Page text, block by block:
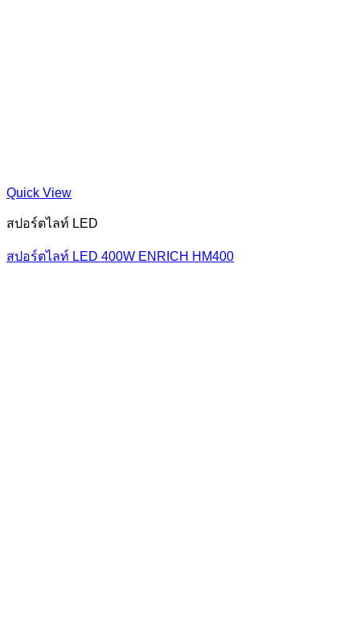
Quick View
สปอร์ตไลท์ LED
สปอร์ตไลท์ LED 400W ENRICH HM400